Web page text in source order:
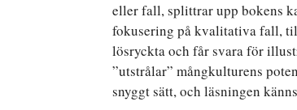
eller fall, splittrar upp bokens
fokusering på kvalitativa fall,
lösryckta och får svara för
”utstrålar” mångkulturens
snyggt sätt, och läsningen